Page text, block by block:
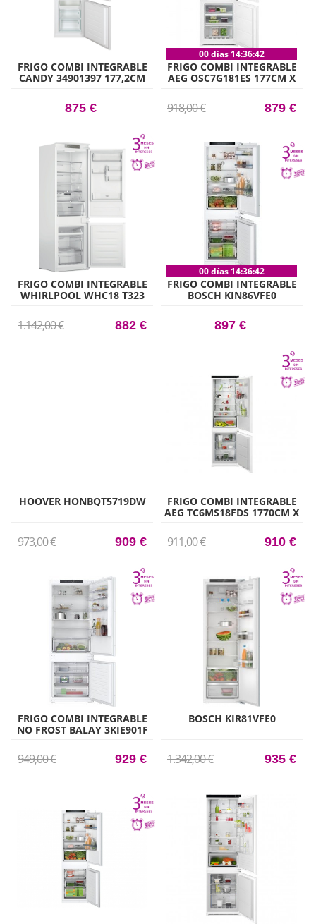
FRIGO COMBI INTEGRABLE
CANDY 34901397 177,2CM
875 €
00 días 14:36:41
FRIGO COMBI INTEGRABLE
AEG OSC7G181ES 177CM X
918,00 € 879 €
FRIGO COMBI INTEGRABLE
WHIRLPOOL WHC18 T323
CLASE D
1.142,00 € 882 €
00 días 14:36:41
FRIGO COMBI INTEGRABLE
BOSCH KIN86VFE0
54,1CM CLASE E VITAFRESH
XXL
897 €
HOOVER HONBQT5719DW
973,00 € 909 €
FRIGO COMBI INTEGRABLE
AEG TC6MS18FDS 1770CM X
911,00 € 910 €
FRIGO COMBI INTEGRABLE
NO FROST BALAY 3KIE901F
949,00 € 929 €
BOSCH KIR81VFE0
1.342,00 € 935 €